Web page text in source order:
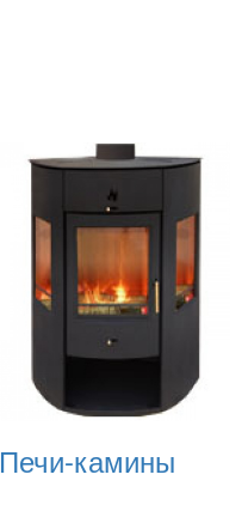
Печи-камины